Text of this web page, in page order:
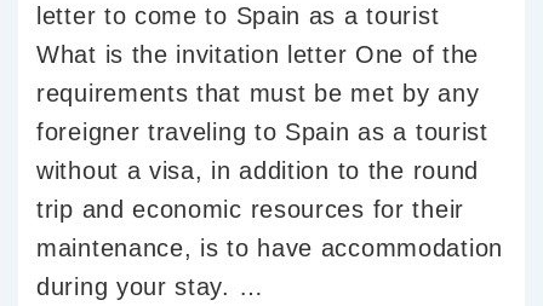
letter to come to Spain as a tourist
What is the invitation letter One of the
requirements that must be met by any
foreigner traveling to Spain as a tourist
without a visa, in addition to the round
trip and economic resources for their
maintenance, is to have accommodation
during your stay. …